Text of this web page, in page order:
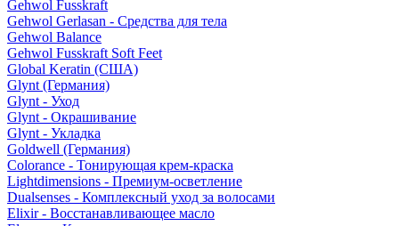
Gehwol Fusskraft
Gehwol Gerlasan - Средства для тела
Gehwol Balance
Gehwol Fusskraft Soft Feet
Global Keratin (США)
Glynt (Германия)
Glynt - Уход
Glynt - Окрашивание
Glynt - Укладка
Goldwell (Германия)
Colorance - Тонирующая крем-краска
Lightdimensions - Премиум-осветление
Dualsenses - Комплексный уход за волосами
Elixir - Восстанавливающее масло